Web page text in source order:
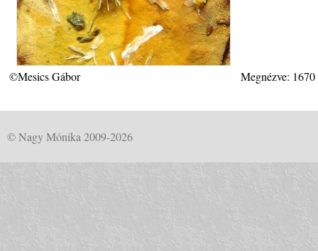
©Mesics Gábor Megnézve:
© Nagy Mónika 2009-2026